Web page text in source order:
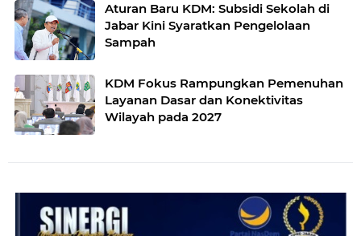
Aturan Baru KDM: Subsidi Sekolah di
Jabar Kini Syaratkan Pengelolaan
Sampah
KDM Fokus Rampungkan Pemenuhan
Layanan Dasar dan Konektivitas
Wilayah pada 2027